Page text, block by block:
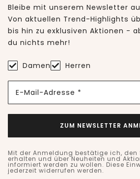
Bleibe mit unserem Newsletter
Von aktuellen Trend-Highlights
bis hin zu exklusiven Aktionen -
du nichts mehr!
Damen Herren
E-Mail-Adresse *
ZUM NEWSLETTER
Mit der Anmeldung bestätige ich, den
erhalten und über Neuheiten und
informiert werden zu wollen. Diese
jederzeit widerrufen werden.